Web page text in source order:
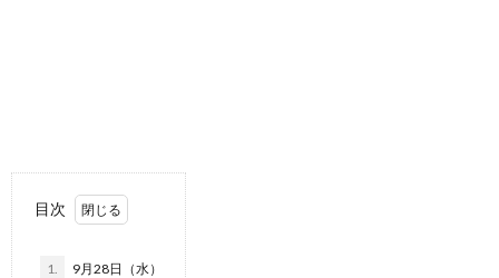
目次
1. 9月28日（水）